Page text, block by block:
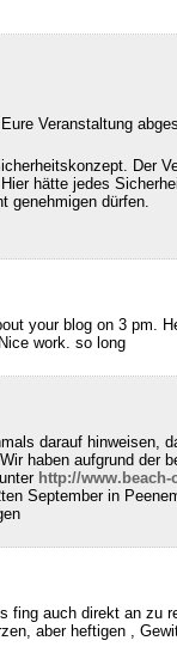
Veranstaltung
Der
hätte jedes
genehmigen dürfen.
your blog on 3 pm.
work. so long
darauf hinweisen,
haben aufgrund der
http://www.beach-
September in
fing auch direkt an zu
aber heftigen ,